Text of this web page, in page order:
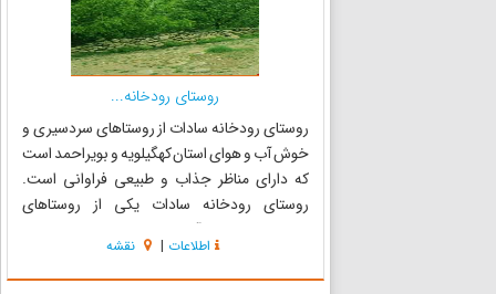
روستای رودخانه...
روستای رودخانه سادات از روستاهای سردسیری و
خوش آب و هوای استان کهگیلویه و بویراحمد است
که دارای مناظر جذاب و طبیعی فراوانی است.
روستای رودخانه سادات یکی از روستاهای
سردسیری و خوش آب و هوای شهرستان چرام است
که در 75 کیلومتری دهدشت و در مسیر جاده
دهدشت به باغچه جلیل قرار دارد.وجه تسمیه ا...
اطلاعات | نقشه